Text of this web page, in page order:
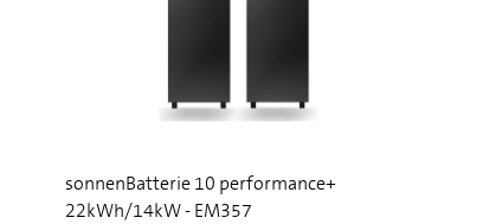
sonnenBatterie 10 performance+
22kWh/14kW - EM357